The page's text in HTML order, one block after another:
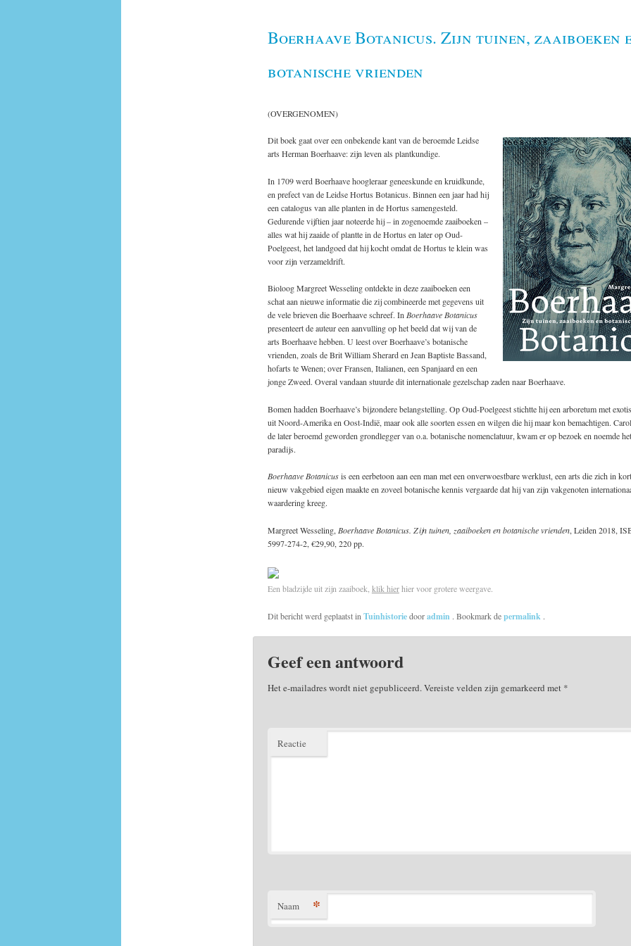
Boerhaave Botanicus. Zijn tuinen, zaaiboeken
botanische vrienden
(OVERGENOMEN)
Dit boek gaat over een onbekende kant van de beroemde Leidse
arts Herman Boerhaave: zijn leven als plantkundige.
In 1709 werd Boerhaave hoogleraar geneeskunde en kruidkunde,
en prefect van de Leidse Hortus Botanicus. Binnen een jaar had h­ij
een catalogus van alle planten in de Hortus samengesteld.
Gedurende v­ijftien jaar noteerde h­ij – in zogenoemde zaaiboeken –
alles wat h­ij zaaide of plantte in de Hortus en later op Oud-
Poelgeest, het landgoed dat h­ij kocht omdat de Hortus te klein was
voor zijn verzameldrift.
Bioloog Margreet Wesseling ontdekte in deze zaaiboeken een
schat aan nieuwe informatie die zij combineerde met gegevens uit
de vele brieven die Boerhaave schreef. InBoerhaave Botanicus
presenteert de auteur een aanvulling op het beeld dat wij van de
arts Boerhaave hebben. U leest over Boerhaave’s botanische
vrienden, zoals de Brit William Sherard en Jean Baptiste Bassand,
hofarts te Wenen; over Fransen, Italianen, een Spanjaard en een
jonge Zweed. Overal vandaan stuurde dit internationale gezelschap­ zaden naar Boerhaave.
Bomen hadden Boerhaave’s bijzondere belangstelling. Op Oud-Poelgeest stichtte hij­ een arboretum met
uit Noord-Amerika en Oost-Indië, maar ook alle soorten essen en wilgen die hij maar kon bemachtigen.
de later beroemd geworden grondlegger van o.a. botanische nomenclatuur, kwam er op bezoek en noemde
paradijs.
Boerhaave Botanicusis een eerbetoon aan een man met een onverwoestbare werklust, een arts die zich in
nieuw vakgebied eigen maakte en zoveel botanische kennis vergaarde dat h­ij van zijn vakgenoten
waardering kreeg.
Margreet Wesseling, Boerhaave Botanicus. Zijn tuinen, zaaiboeken en botanische vrienden, Leiden 2018,
5997-274-2, €29,90, 220 pp.
Een bladzijde uit zijn zaaiboek, klik hierhier voor grotere weergave.
Dit bericht werd geplaatst in Tuinhistoriedooradmin . Bookmark depermalink .
Geef een antwoord
Het e-mailadres wordt niet gepubliceerd.Vereiste velden zijn gemarkeerd met *
Reactie
Naam *